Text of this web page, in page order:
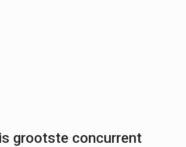
grootste concurrent